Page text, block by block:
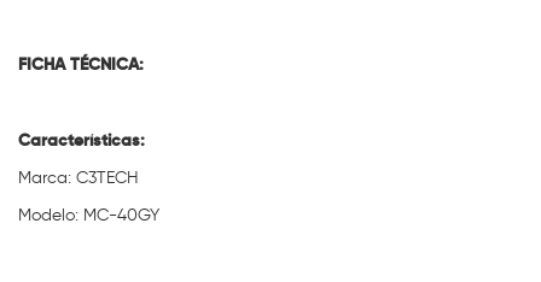
FICHA TÉCNICA:
Características:
Marca: C3TECH
Modelo: MC-40GY